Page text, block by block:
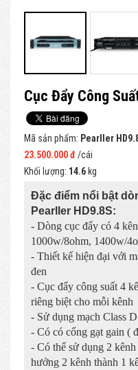
Cục Đẩy Công
Mã sản phẩm: Pearller
23.500.000 đ /cái
Khối lượng: 14.6 kg
Đặc điểm nổi bật
Pearller HD9.8S:
- Dòng cục đẩy có 4
1000w/8ohm, 1400w/
- Thiết kế hiện đại với
đen
- Cục đẩy công suất 4
riêng biệt cho mỗi kênh
- Sử dụng mạch Class
- Có có cổng gạt gain (
- Có thể sử dụng 2
hưởng 2 kênh thành 1